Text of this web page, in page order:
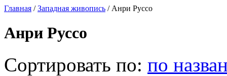
Главная /Западная живопись / Анри Руссо
Анри Руссо
Сортировать по: по